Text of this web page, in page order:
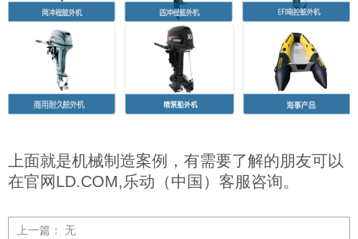
上面就是机械制造案例，有需要了解的朋友可以
在官网LD.COM,乐动（中国）客服咨询。
上一篇： 无